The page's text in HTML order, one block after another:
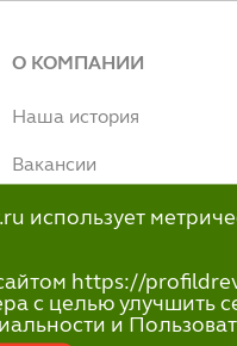
О КОМПАНИИ
Наша история
Вакансии
Наше производство
использует
https://
с целью улучшить
и